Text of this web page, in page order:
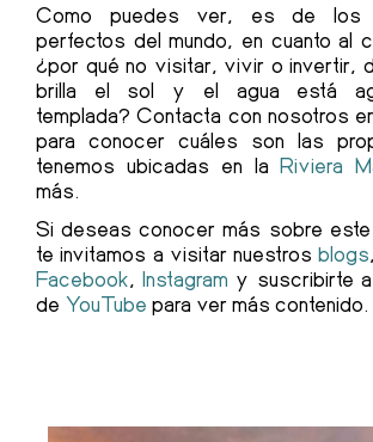
Como puedes ver, es de los
perfectos del mundo, en cuanto al
¿por qué no visitar, vivir o invertir,
brilla el sol y el agua está
templada?Contacta con nosotros
para conocer cuáles son las
tenemos ubicadas en laRiviera
más.
Si deseas conocer más sobre este
te invitamos a visitar nuestrosblogs
Facebook,Instagram y suscribirte
de YouTube para ver más contenido.